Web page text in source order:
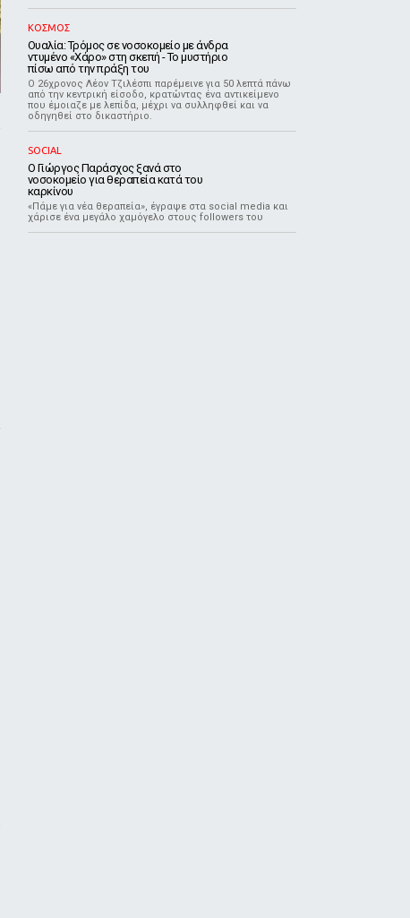
ΚΟΣΜΟΣ
Ουαλία: Τρόμος σε νοσοκομείο με άνδρα
ντυμένο «Χάρο» στη σκεπή - Το μυστήριο
πίσω από την πράξη του
Ο 26χρονος Λέον Τζιλέσπι παρέμεινε για 50 λεπτά πάνω
από την κεντρική είσοδο, κρατώντας ένα αντικείμενο
που έμοιαζε με λεπίδα, μέχρι να συλληφθεί και να
οδηγηθεί στο δικαστήριο.
SOCIAL
O Γιώργος Παράσχος ξανά στο
νοσοκομείο για θεραπεία κατά του
καρκίνου
«Πάμε για νέα θεραπεία», έγραψε στα social media και
χάρισε ένα μεγάλο χαμόγελο στους followers του